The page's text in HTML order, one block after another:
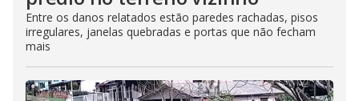
Entre os danos relatados estão paredes rachadas, pisos
irregulares, janelas quebradas e portas que não fecham
mais